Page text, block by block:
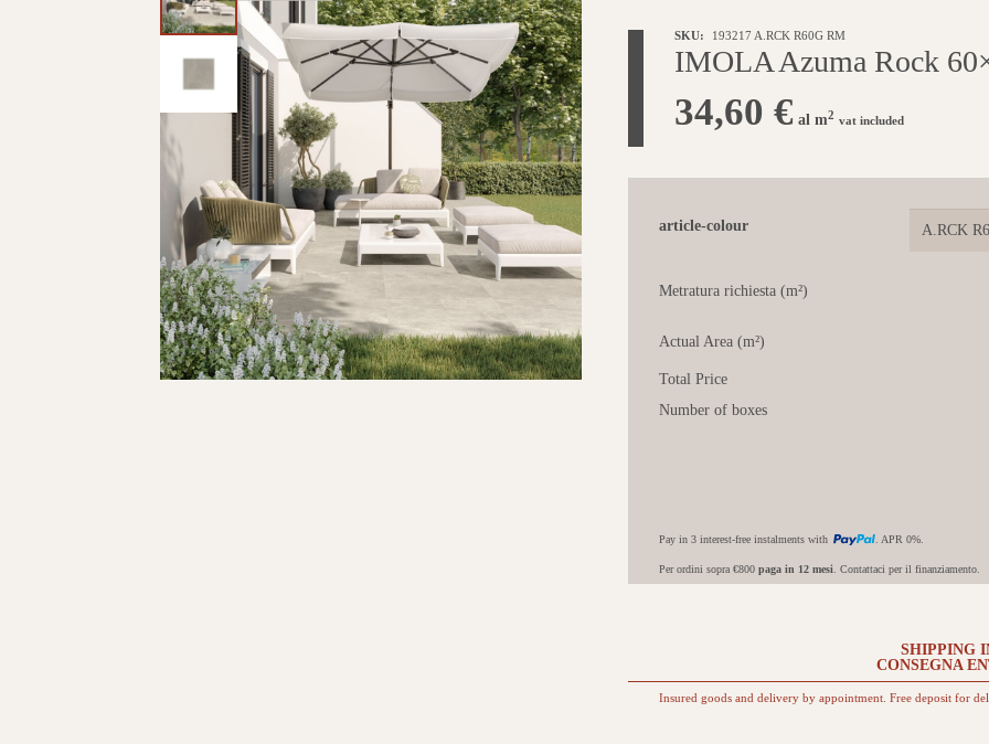
SKU: 193217 A.RCK R60G RM
IMOLA Azuma Rock
34,60 € al m2 vat included
article-colour
Metratura richiesta (m²)
Actual Area (m²)
Total Price
Number of boxes
Pay in 3 interest-free instalments with . APR 0%.
Per ordini sopra €800 paga in 12 mesi . Contattaci per il finanziamento.
SHIPPING
CONSEGNA
Insured goods and delivery by appointment. Free deposit for